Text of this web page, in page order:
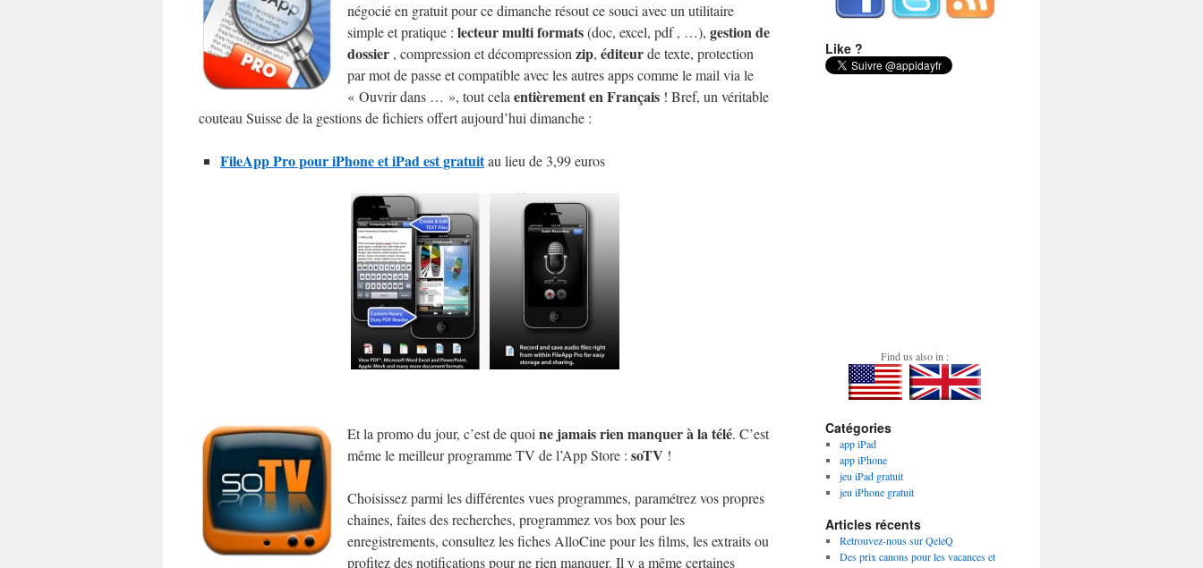
négocié en gratuit pour ce dimanche résout ce souci avec un utilitaire
simple et pratique : lecteur multi formats(doc, excel, pdf , …), gestion de
dossier , compression et décompression zip, éditeurde texte, protection
par mot de passe et compatible avec les autres apps comme le mail via le
« Ouvrir dans … », tout cela entièrement en Français ! Bref, un véritable
couteau Suisse de la gestions de fichiers offert aujourd’hui dimanche :
FileApp Pro pour iPhone et iPad est gratuitau lieu de 3,99 euros
Et la promo du jour, c’est de quoi ne jamais rien manquer à la télé. C’est
même le meilleur programme TV de l’App Store : soTV !
Choisissez parmi les différentes vues programmes, paramétrez vos propres
chaines, faites des recherches, programmez vos box pour les
enregistrements, consultez les fiches AlloCine pour les films, les extraits ou
profitez des notifications pour ne rien manquer. Il y a même certaines
Like ?
Find us also in :
Catégories
app iPad
app iPhone
jeu iPad gratuit
jeu iPhone gratuit
Articles récents
Retrouvez-nous sur QeleQ
Des prix canons pour les vacances et